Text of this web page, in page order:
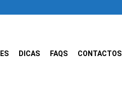
DICAS FAQS CONTACTOS